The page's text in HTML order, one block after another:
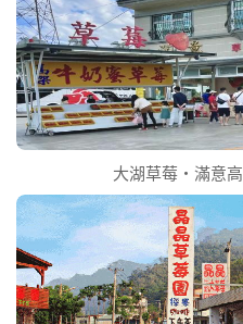
大湖草莓‧滿意